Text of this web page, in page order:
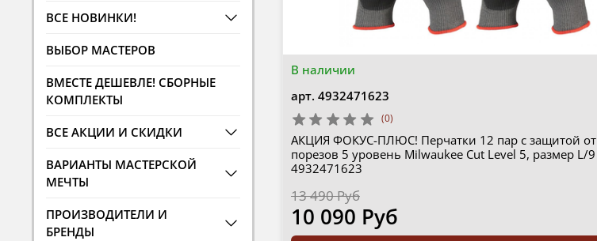
В наличии
арт. 4932471623
(0)
АКЦИЯ ФОКУС-ПЛЮС! Перчатки 12 пар с защитой от
порезов 5 уровень Milwaukee Cut Level 5, размер L/9
4932471623
13 490 Руб
10 090 Руб
ВСЕ НОВИНКИ!
ВЫБОР МАСТЕРОВ
ВМЕСТЕ ДЕШЕВЛЕ! СБОРНЫЕ
КОМПЛЕКТЫ
ВСЕ АКЦИИ И СКИДКИ
ВАРИАНТЫ МАСТЕРСКОЙ
МЕЧТЫ
ПРОИЗВОДИТЕЛИ И
БРЕНДЫ